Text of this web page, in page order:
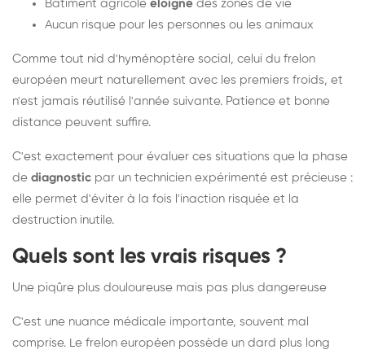
Bâtiment agricole éloigné des zones de vie
Aucun risque pour les personnes ou les animaux
Comme tout nid d'hyménoptère social, celui du frelon
européen meurt naturellement avec les premiers froids, et
n'est jamais réutilisé l'année suivante. Patience et bonne
distance peuvent suffire.
C'est exactement pour évaluer ces situations que la phase
de diagnostic par un technicien expérimenté est précieuse :
elle permet d'éviter à la fois l'inaction risquée et la
destruction inutile.
Quels sont les vrais risques ?
Une piqûre plus douloureuse mais pas plus dangereuse
C'est une nuance médicale importante, souvent mal
comprise. Le frelon européen possède un dard plus long